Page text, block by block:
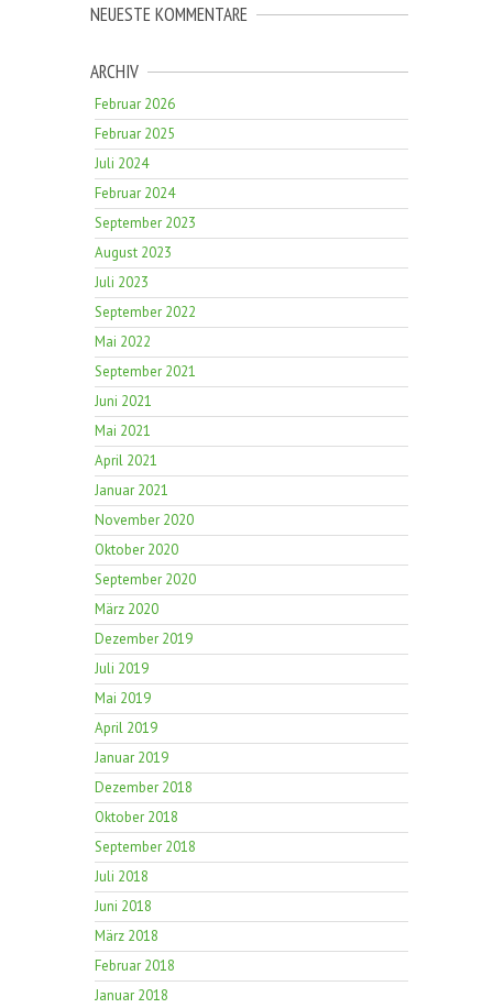
NEUESTE KOMMENTARE
ARCHIV
Februar 2026
Februar 2025
Juli 2024
Februar 2024
September 2023
August 2023
Juli 2023
September 2022
Mai 2022
September 2021
Juni 2021
Mai 2021
April 2021
Januar 2021
November 2020
Oktober 2020
September 2020
März 2020
Dezember 2019
Juli 2019
Mai 2019
April 2019
Januar 2019
Dezember 2018
Oktober 2018
September 2018
Juli 2018
Juni 2018
März 2018
Februar 2018
Januar 2018